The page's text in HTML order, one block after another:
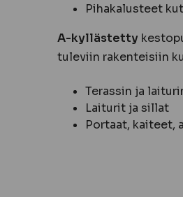
Pihakalusteet
A-kyllästetty
tuleviin rakenteisiin
Terassin ja
Laiturit ja sillat
Portaat, kaiteet,